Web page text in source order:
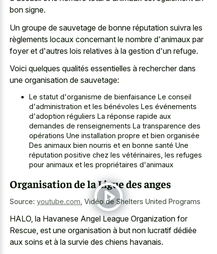
bon signe.
Un groupe de sauvetage de bonne réputation suivra les
règlements locaux concernant le nombre d'animaux par
foyer et d'autres lois relatives à la gestion d'un refuge.
Voici quelques qualités essentielles à rechercher dans
une organisation de sauvetage:
Le statut d'organisme de bienfaisance Le conseil
d'administration et les bénévoles Les événements
d'adoption réguliers La réponse rapide aux
demandes de renseignements La transparence des
opérations Une installation propre et bien organisée
Des animaux bien nourris et en bonne santé Une
réputation positive chez les vétérinaires, les refuges
pour animaux et les propriétaires d'animaux
Organisation de la Ligue des anges
Source: youtube.com Vidéo de Shelters United Programs
HALO, la Havanese Angel League Organization for
Rescue, est une organisation à but non lucratif dédiée
aux soins et à la survie des chiens havanais.